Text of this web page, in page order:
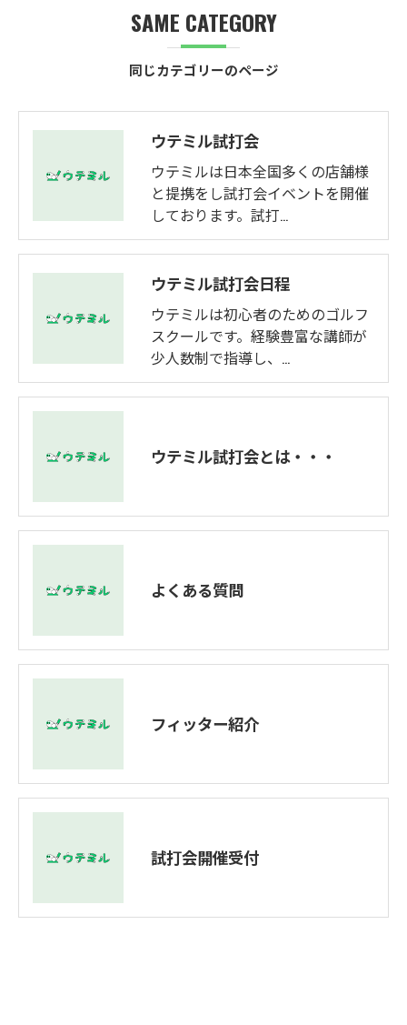
同じカテゴリーのページ
SAME CATEGORY
ウテミル試打会
ウテミルは日本全国多くの店舗様
と提携をし試打会イベントを開催
しております。試打…
ウテミル試打会日程
ウテミルは初心者のためのゴルフ
スクールです。経験豊富な講師が
少人数制で指導し、…
ウテミル試打会とは・・・
よくある質問
フィッター紹介
試打会開催受付